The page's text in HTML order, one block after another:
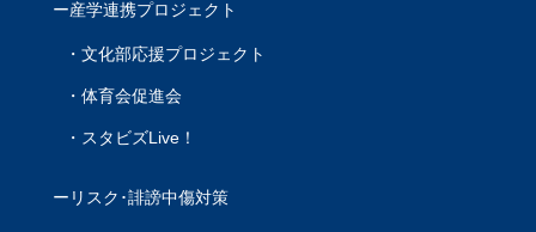
産学連携プロジェクト
文化部応援プロジェクト
体育会促進会
スタビズLive！
リスク･誹謗中傷対策